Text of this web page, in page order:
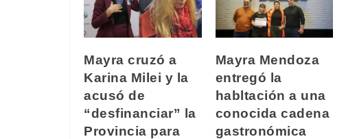
Mayra cruzó a
Karina Milei y la
acusó de
“desfinanciar” la
Provincia para
Mayra Mendoza
entregó la
habltación a una
conocida cadena
gastronómica